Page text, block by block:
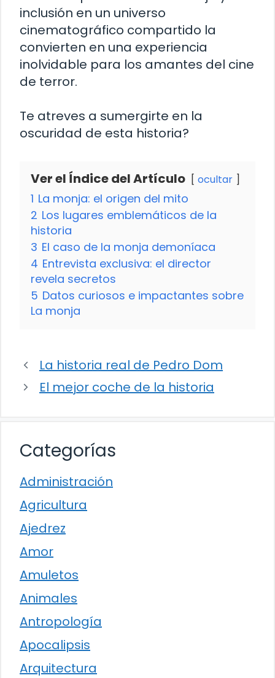
inclusión en un universo
cinematográfico compartido la
convierten en una experiencia
inolvidable para los amantes del cine
de terror.
Te atreves a sumergirte en la
oscuridad de esta historia?
Ver el Índice del Artículo ocultar
1 La monja: el origen del mito
2 Los lugares emblemáticos de la
historia
3 El caso de la monja demoníaca
4 Entrevista exclusiva: el director
revela secretos
5 Datos curiosos e impactantes sobre
La monja
La historia real de Pedro Dom
El mejor coche de la historia
Categorías
Administración
Agricultura
Ajedrez
Amor
Amuletos
Animales
Antropología
Apocalipsis
Arquitectura